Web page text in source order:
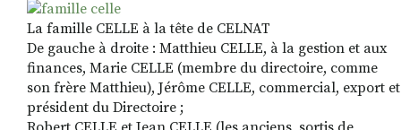
La famille CELLE à la tête de CELNAT
De gauche à droite : Matthieu CELLE, à la gestion et aux
finances, Marie CELLE (membre du directoire, comme
son frère Matthieu), Jérôme CELLE, commercial, export et
président du Directoire ;